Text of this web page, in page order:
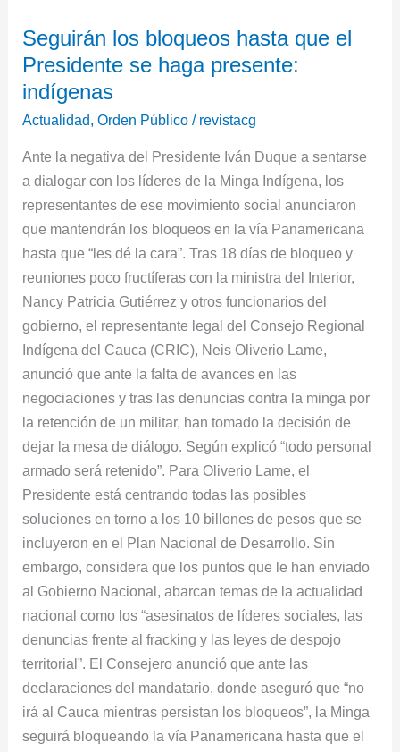
Seguirán los bloqueos hasta que el
Presidente se haga presente:
indígenas
Actualidad,Orden Público / revistacg
Ante la negativa del Presidente Iván Duque a sentarse
a dialogar con los líderes de la Minga Indígena, los
representantes de ese movimiento social anunciaron
que mantendrán los bloqueos en la vía Panamericana
hasta que “les dé la cara”. Tras 18 días de bloqueo y
reuniones poco fructíferas con la ministra del Interior,
Nancy Patricia Gutiérrez y otros funcionarios del
gobierno, el representante legal del Consejo Regional
Indígena del Cauca (CRIC), Neis Oliverio Lame,
anunció que ante la falta de avances en las
negociaciones y tras las denuncias contra la minga por
la retención de un militar, han tomado la decisión de
dejar la mesa de diálogo. Según explicó “todo personal
armado será retenido”. Para Oliverio Lame, el
Presidente está centrando todas las posibles
soluciones en torno a los 10 billones de pesos que se
incluyeron en el Plan Nacional de Desarrollo. Sin
embargo, considera que los puntos que le han enviado
al Gobierno Nacional, abarcan temas de la actualidad
nacional como los “asesinatos de líderes sociales, las
denuncias frente al fracking y las leyes de despojo
territorial”. El Consejero anunció que ante las
declaraciones del mandatario, donde aseguró que “no
irá al Cauca mientras persistan los bloqueos”, la Minga
seguirá bloqueando la vía Panamericana hasta que el
los
bloqueos
hasta
Presidente
se
haga
presente:
indígenas